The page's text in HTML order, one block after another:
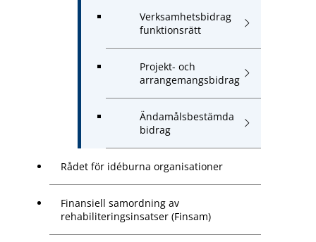
Verksamhetsbidrag
funktionsrätt
Projekt- och
arrangemangsbidrag
Ändamålsbestämda
bidrag
Rådet för idéburna organisationer
Finansiell samordning av
rehabiliteringsinsatser (Finsam)